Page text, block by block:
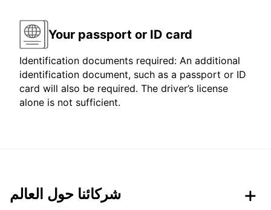
Your passport or ID card
Identification documents required: An additional
identification document, such as a passport or ID
card will also be required. The driver’s license
alone is not sufficient.
شركائنا حول العالم